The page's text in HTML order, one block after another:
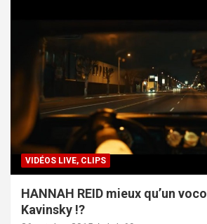
VIDÉOS LIVE, CLIPS
HANNAH REID mieux qu’un
Kavinsky !?